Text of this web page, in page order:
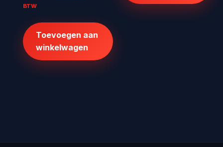
€235,33.
BTW
Toevoegen aan
winkelwagen